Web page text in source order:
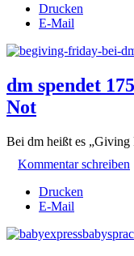
Drucken
E-Mail
dm spendet
Not
Bei dm heißt es „Giving
Kommentar schreiben
Drucken
E-Mail